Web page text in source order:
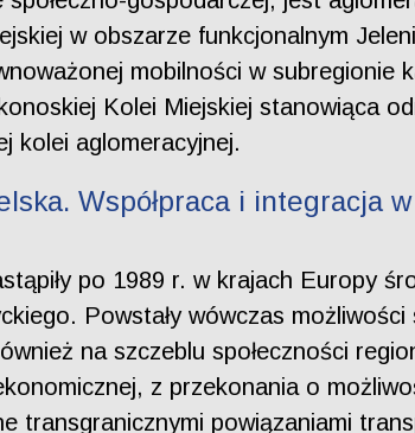
w obszarze funkcjonalnym
mobilności w
Kolei Miejskiej stanowiąca
kolei aglomeracyjnej.
Współpraca i integracja
po 1989 r. w krajach Europy
Powstały wówczas
na szczeblu społeczności
z przekonania o
transgranicznymi powiązaniami